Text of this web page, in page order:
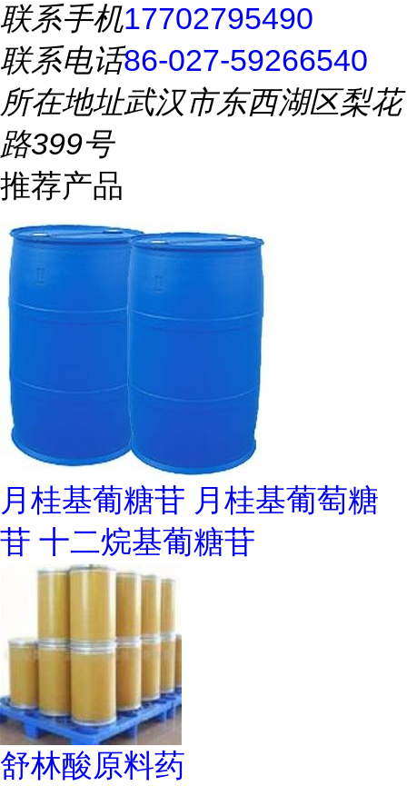
联系手机17702795490
联系电话86-027-59266540
所在地址武汉市东西湖区梨花
路399号
推荐产品
月桂基葡糖苷 月桂基葡萄糖
苷 十二烷基葡糖苷
舒林酸原料药